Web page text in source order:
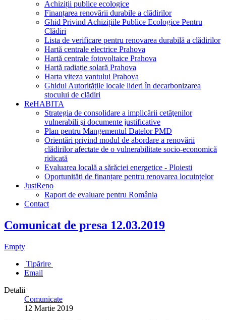
Achiziții publice ecologice
Finanțarea renovării durabile a clădirilor
Ghid Privind Achizițiile Publice Ecologice Pentru
Clădiri
Lista de verificare pentru renovarea durabilă a clădirilor
Hartă centrale electrice Prahova
Hartă centrale fotovoltaice Prahova
Hartă radiație solară Prahova
Harta viteza vantului Prahova
Ghidul Autoritățile locale lideri în decarbonizarea
stocului de clădiri
ReHABITA
Strategia de consolidare a implicării cetăţenilor
vulnerabili şi documente justificative
Plan pentru Mangementul Datelor PMD
Orientări privind modul de abordare a renovării
clădirilor afectate de o vulnerabilitate socio-economică
ridicată
Evaluarea locală a sărăciei energetice - Ploiesti
Oportunități de finanțare pentru renovarea locuințelor
JustReno
Raport de evaluare pentru România
Contact
Comunicat de presa 12.03.2019
Empty
Tipărire
Email
Detalii
Comunicate
12 Martie 2019